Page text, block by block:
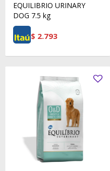
EQUILIBRIO URINARY
DOG 7.5 kg
$ 2.793